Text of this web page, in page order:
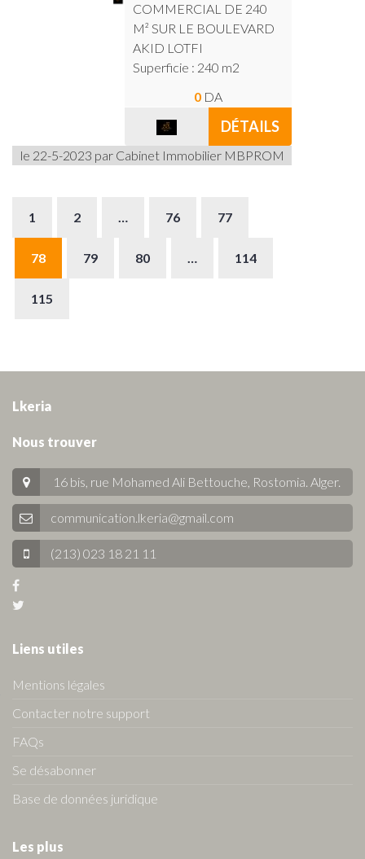
COMMERCIAL DE 240
M² SUR LE BOULEVARD
AKID LOTFI
Superficie : 240 m2
0 DA
DÉTAILS
le 22-5-2023 par Cabinet Immobilier MBPROM
1 2 … 76 77
78 79 80 … 114
115
Lkeria
Nous trouver
16 bis, rue Mohamed Ali Bettouche, Rostomia. Alger.
communication.lkeria@gmail.com
(213) 023 18 21 11
Liens utiles
Mentions légales
Contacter notre support
FAQs
Se désabonner
Base de données juridique
Les plus